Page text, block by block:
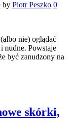
by Piotr Peszko 0
nie) oglądać
i nudne. Powstaje
być zanudzony na
skórki,